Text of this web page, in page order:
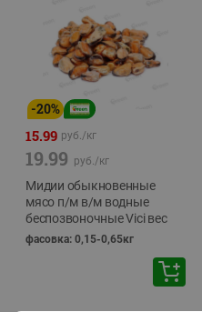
-20%
15.99 руб./кг
19.99 руб./кг
Мидии обыкновенные
мясо п/м в/м водные
беспозвоночные Vici вес
фасовка: 0,15-0,65кг